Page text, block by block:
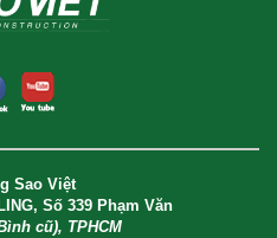
Sao Việt
Số 339 Phạm Văn
cũ), TPHCM